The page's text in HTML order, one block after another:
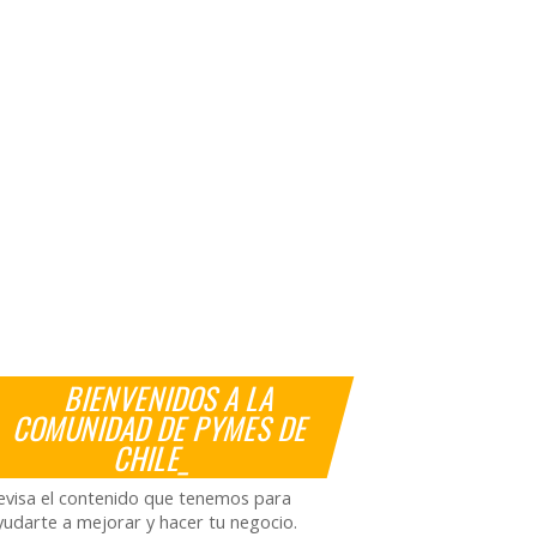
BIENVENIDOS A LA
COMUNIDAD DE PYMES DE
CHILE_
el contenido que tenemos para
a mejorar y hacer tu negocio.